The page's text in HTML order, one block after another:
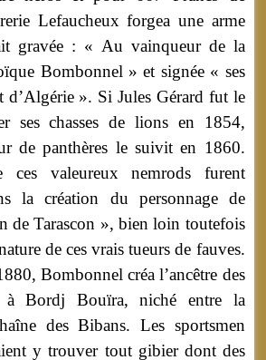
Lefaucheux forgea une arme
gravée : « Au vainqueur de la
Bombonnel » et signée « ses
d’Algérie ». Si Jules Gérard fut le
ses chasses de lions en 1854,
de panthères le suivit en 1860.
ces valeureux nemrods furent
la création du personnage de
de Tarascon », bien loin toutefois
de ces vrais tueurs de fauves.
Bombonnel créa l’ancêtre des
à Bordj Bouïra, niché entre la
des Bibans. Les sportsmen
y trouver tout gibier dont des